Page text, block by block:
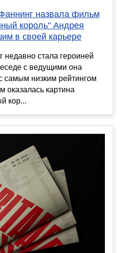
назвала фильм
король" Андрея
в своей карьере
недавно стала героиней
с ведущими она
самым низким рейтингом
оказалась картина
кор...